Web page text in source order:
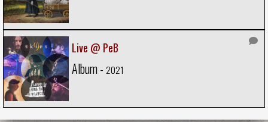
Live @ PeB
Album - 2021